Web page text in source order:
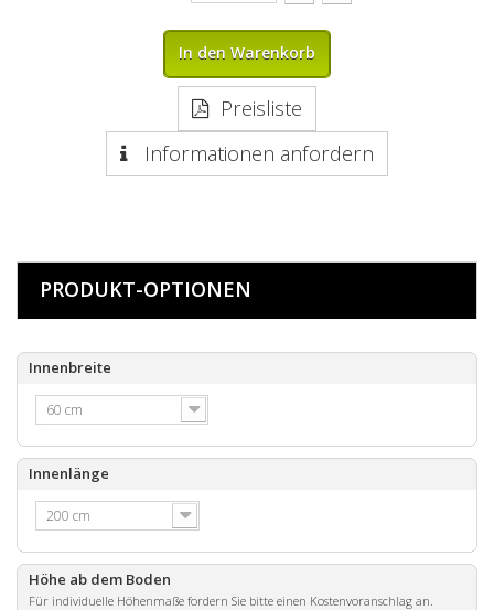
In den Warenkorb
Preisliste
Informationen anfordern
PRODUKT-OPTIONEN
Innenbreite
60 cm
Innenlänge
200 cm
Höhe ab dem Boden
Für individuelle Höhenmaße fordern Sie bitte einen Kostenvoranschlag an.